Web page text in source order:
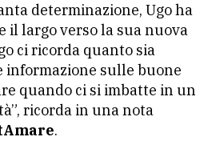
determinazione, Ugo ha
il largo verso la sua nuova
ci ricorda quanto sia
informazione sulle buone
quando ci si imbatte in un
ricorda in una nota
.